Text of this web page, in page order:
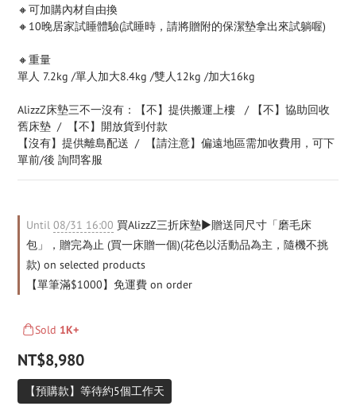
🔸可加購內材自由換
🔸10晚居家試睡體驗(試睡時，請將贈附的保潔墊拿出來試躺喔)
🔸重量
單人 7.2kg /單人加大8.4kg /雙人12kg /加大16kg
AlizzZ床墊三不一沒有：【不】提供搬運上樓   / 【不】協助回收
舊床墊  /  【不】開放貨到付款
【沒有】提供離島配送  /  【請注意】偏遠地區需加收費用，可下
單前/後 詢問客服
Until 08/31 16:00 買AlizzZ三折床墊▶贈送同尺寸「磨毛床
包」，贈完為止 (買一床贈一個)(花色以活動品為主，隨機不挑
款) on selected products
【單筆滿$1000】免運費 on order
Sold 1K+
NT$8,980
【預購款】等待約5個工作天